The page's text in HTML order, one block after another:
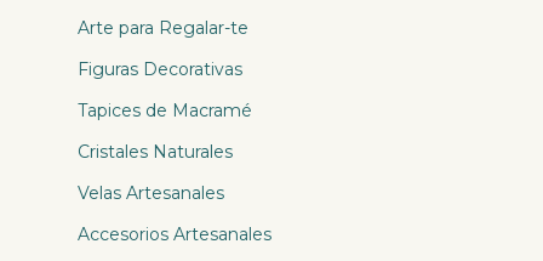
Arte para Regalar-te
Figuras Decorativas
Tapices de Macramé
Cristales Naturales
Velas Artesanales
Accesorios Artesanales